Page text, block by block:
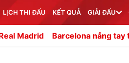
LỊCH THI ĐẤU KẾT QUẢ GIẢI ĐẤU
Barcelona nẫng tay trên Atletico